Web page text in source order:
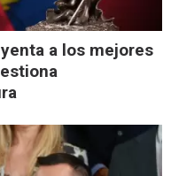
a los mejores